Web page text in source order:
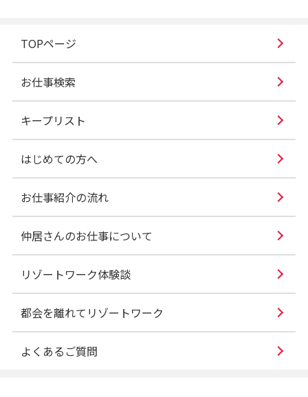
TOPページ
お仕事検索
キープリスト
はじめての方へ
お仕事紹介の流れ
仲居さんのお仕事について
リゾートワーク体験談
都会を離れてリゾートワーク
よくあるご質問